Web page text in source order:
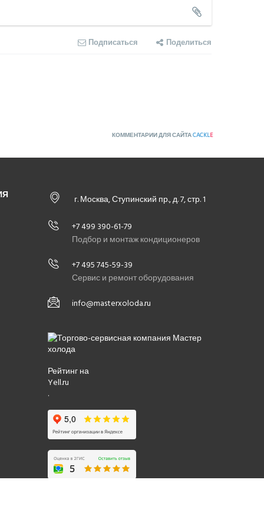
Подписаться Поделиться
КОММЕНТАРИИ ДЛЯ САЙТАCACKLE
г. Москва, Ступинский пр., д. 7, стр. 1
+7 499 390-61-79
Подбор и монтаж кондиционеров
+7 495 745-59-39
Сервис и ремонт оборудования
info@masterxoloda.ru
Рейтинг на
Yell.ru
.